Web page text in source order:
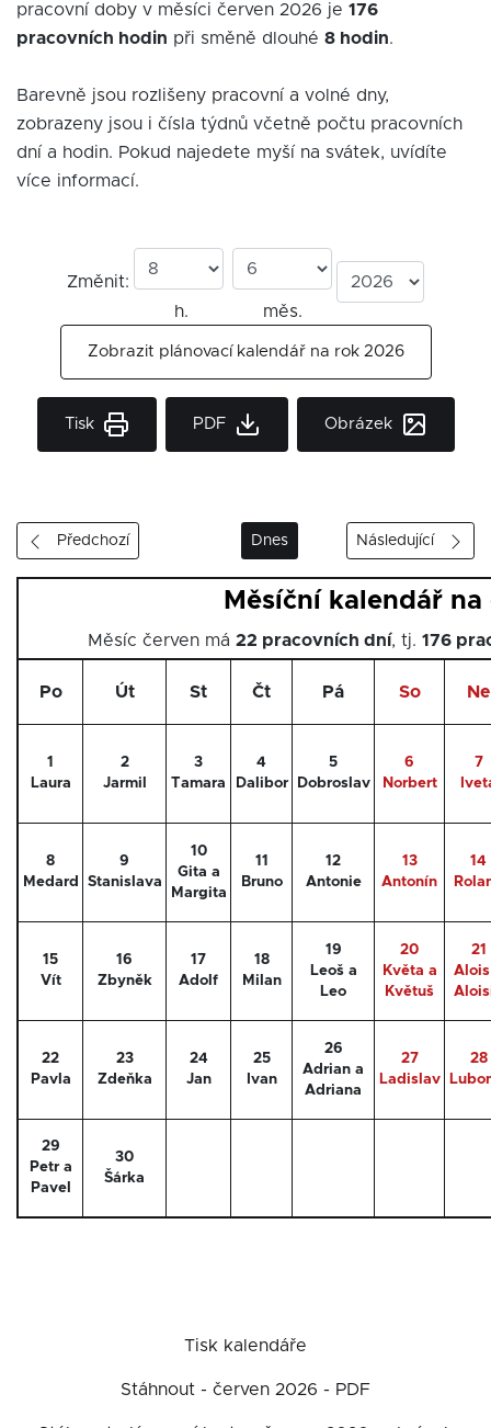
pracovní doby v měsíci červen 2026 je 176
pracovních hodin při směně dlouhé 8 hodin.
Barevně jsou rozlišeny pracovní a volné dny,
zobrazeny jsou i čísla týdnů včetně počtu pracovních
dní a hodin. Pokud najedete myší na svátek, uvídíte
více informací.
Změnit:
h.
měs.
Zobrazit plánovací kalendář na rok 2026
Tisk PDF Obrázek
Předchozí Dnes Následující
Měsíční kalendář
Měsíc červen má 22 pracovních dní, tj. 176
Po Út St Čt Pá So Ne
1
Laura
2
Jarmil
3
Tamara
4
Dalibor
5
Dobroslav
6
Norbert
7
8
Medard
9
Stanislava
10
Gita a
Margita
11
Bruno
12
Antonie
13
Antonín
14
15
Vít
16
Zbyněk
17
Adolf
18
Milan
19
Leoš a
Leo
20
Květa a
Květuš
21
22
Pavla
23
Zdeňka
24
Jan
25
Ivan
26
Adrian a
Adriana
27
Ladislav
28
29
Petr a
Pavel
30
Šárka
Tisk kalendáře
Stáhnout - červen 2026 - PDF